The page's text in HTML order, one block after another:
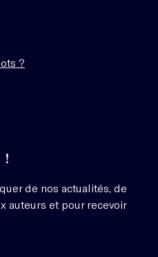
?
!
de nos actualités, de
auteurs et pour recevoir